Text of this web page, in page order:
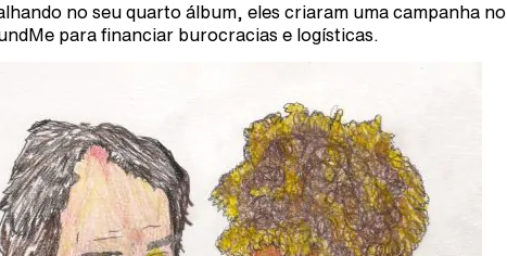
no seu quarto álbum, eles criaram uma campanha no
para financiar burocracias e logísticas.